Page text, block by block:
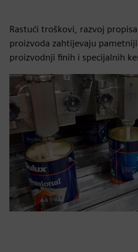
Rastući troškovi, razvoj
proizvoda zahtijevaju
proizvodnji finih i specijalnih